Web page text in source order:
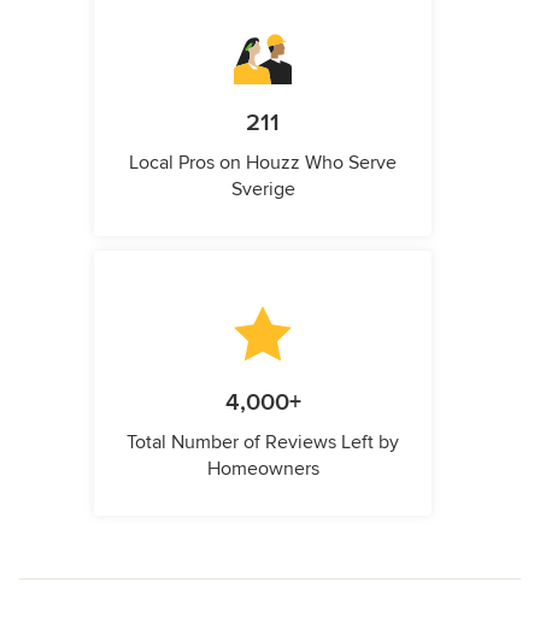
211
Local Pros on Houzz Who Serve
Sverige
4,000+
Total Number of Reviews Left by
Homeowners